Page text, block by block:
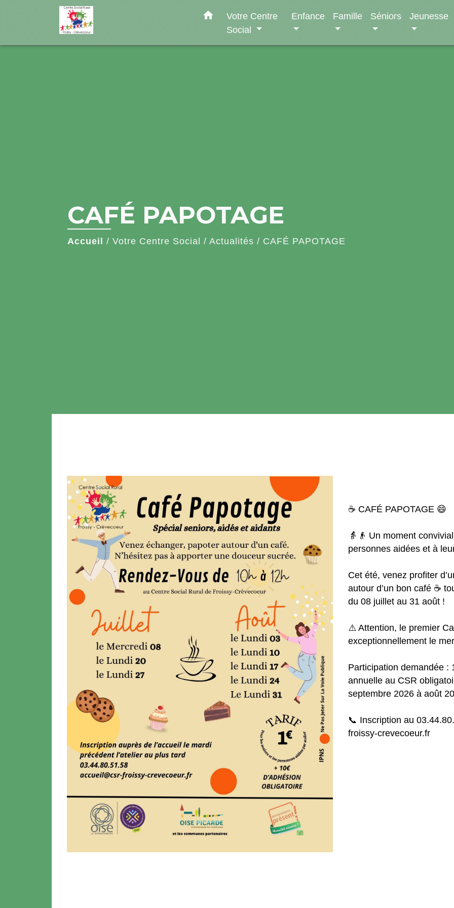
home
Votre Centre
Social
Enfance Famille Séniors Jeunesse
CAFÉ PAPOTAGE
Accueil / Votre Centre Social / Actualités / CAFÉ PAPOTAGE
☕ CAFÉ PAPOTAGE 😄
👵👴 Un moment
personnes aidées et à
Cet été, venez profiter
autour d’un bon café ☕
du 08 juillet au 31 août !
⚠️ Attention, le premier
exceptionnellement le
Participation demandée :
annuelle au CSR
septembre 2026 à août
📞 Inscription au
froissy-crevecoeur.fr